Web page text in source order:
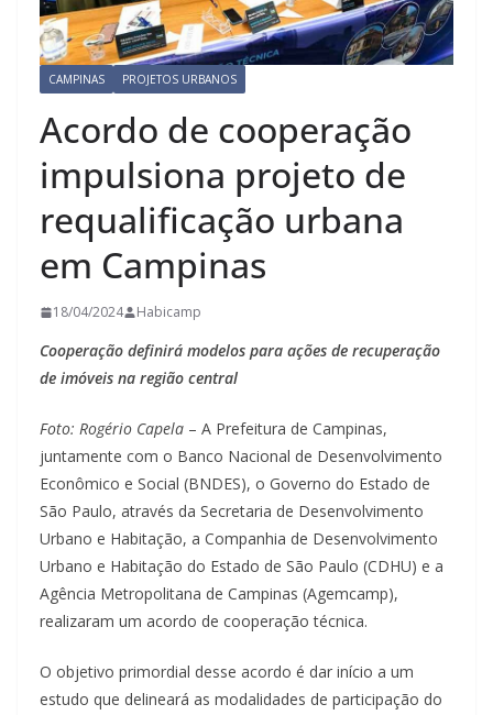
CAMPINAS PROJETOS URBANOS
Acordo de cooperação
impulsiona projeto de
requalificação urbana
em Campinas
18/04/2024 Habicamp
Cooperação definirá modelos para ações de recuperação
de imóveis na região central
Foto: Rogério Capela – A Prefeitura de Campinas,
juntamente com o Banco Nacional de Desenvolvimento
Econômico e Social (BNDES), o Governo do Estado de
São Paulo, através da Secretaria de Desenvolvimento
Urbano e Habitação, a Companhia de Desenvolvimento
Urbano e Habitação do Estado de São Paulo (CDHU) e a
Agência Metropolitana de Campinas (Agemcamp),
realizaram um acordo de cooperação técnica.
O objetivo primordial desse acordo é dar início a um
estudo que delineará as modalidades de participação do